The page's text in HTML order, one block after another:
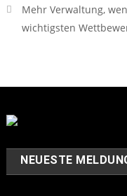
Mehr Verwaltung,
wichtigsten
NEUESTE